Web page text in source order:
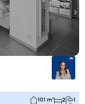
101 m² 2 1